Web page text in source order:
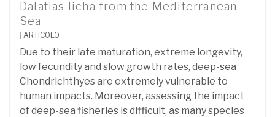
Dalatias licha from the Mediterranean
Sea
ARTICOLO
Due to their late maturation, extreme longevity,
low fecundity and slow growth rates, deep-sea
Chondrichthyes are extremely vulnerable to
human impacts. Moreover, assessing the impact
of deep-sea fisheries is difficult, as many species